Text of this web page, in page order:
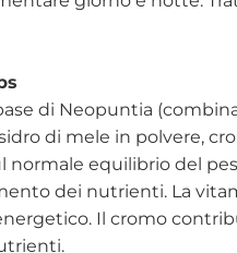
di Neopuntia
di mele in polvere,
normale equilibrio del
dei nutrienti. La
Il cromo